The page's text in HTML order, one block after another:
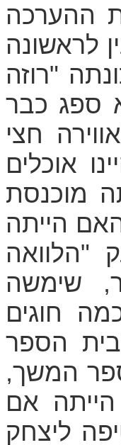
ההערכה
לראשונה
(1937-1890), מי שכונתה "רוזה
ספג כבר
חצי
אוכלים
מוכנסת
הייתה
"הלוואה
שימשה
חוגים
הספר
המשך,
אם
ליצחק